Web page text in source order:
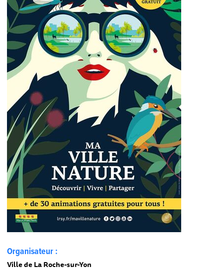
Organisateur :
Ville de La Roche-sur-Yon